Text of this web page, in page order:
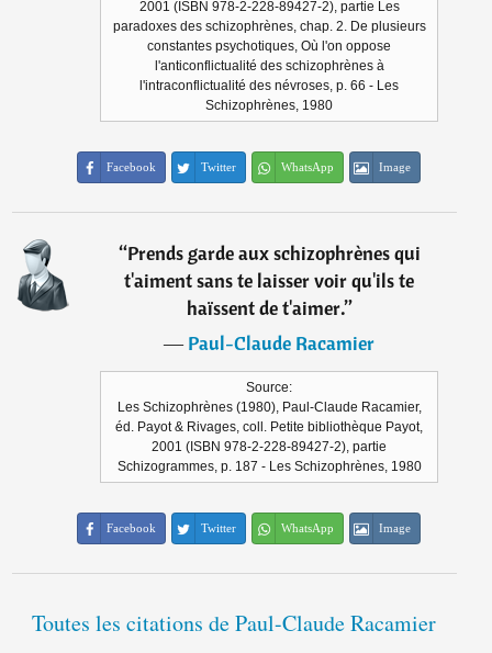
2001 (ISBN 978-2-228-89427-2), partie Les
paradoxes des schizophrènes, chap. 2. De plusieurs
constantes psychotiques, Où l'on oppose
l'anticonflictualité des schizophrènes à
l'intraconflictualité des névroses, p. 66 - Les
Schizophrènes, 1980
Facebook Twitter WhatsApp Image
“Prends garde aux schizophrènes qui
t'aiment sans te laisser voir qu'ils te
haïssent de t'aimer.”
―Paul-Claude Racamier
Source:
Les Schizophrènes (1980), Paul-Claude Racamier,
éd. Payot & Rivages, coll. Petite bibliothèque Payot,
2001 (ISBN 978-2-228-89427-2), partie
Schizogrammes, p. 187 - Les Schizophrènes, 1980
Facebook Twitter WhatsApp Image
Toutes les citations de Paul-Claude Racamier